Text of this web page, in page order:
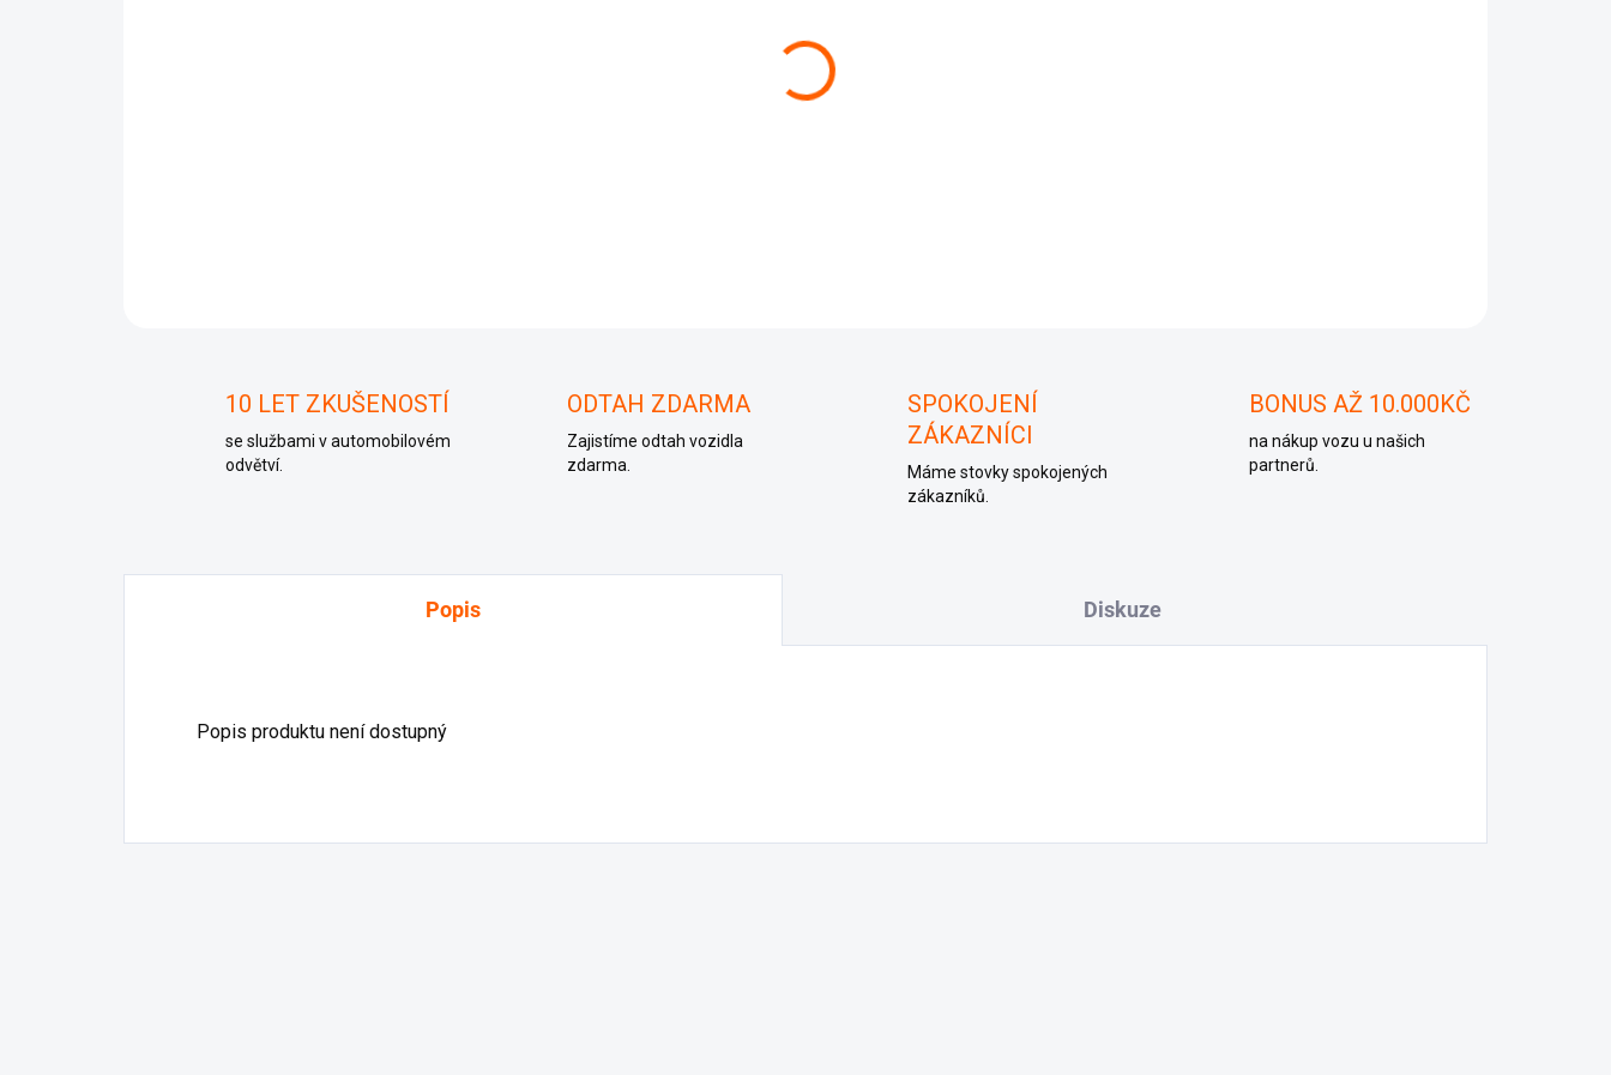
10 LET ZKUŠENOSTÍ
se službami v automobilovém
odvětví.
ODTAH ZDARMA
Zajistíme odtah vozidla
zdarma.
SPOKOJENÍ
ZÁKAZNÍCI
Máme stovky spokojených
zákazníků.
BONUS AŽ 10.000KČ
na nákup vozu u našich
partnerů.
Popis Diskuze
Popis produktu není dostupný